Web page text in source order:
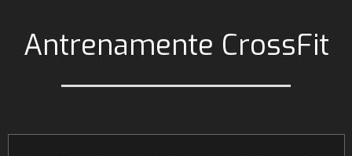
Antrenamente CrossFit